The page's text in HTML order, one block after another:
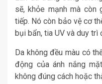
sẽ, khỏe mạnh mà
tiếp. Nó còn bảo vệ cơ
bụi bẩn, tia UV và duy trì
Da không đều màu có
động của ánh nắng
không đúng cách hoặc